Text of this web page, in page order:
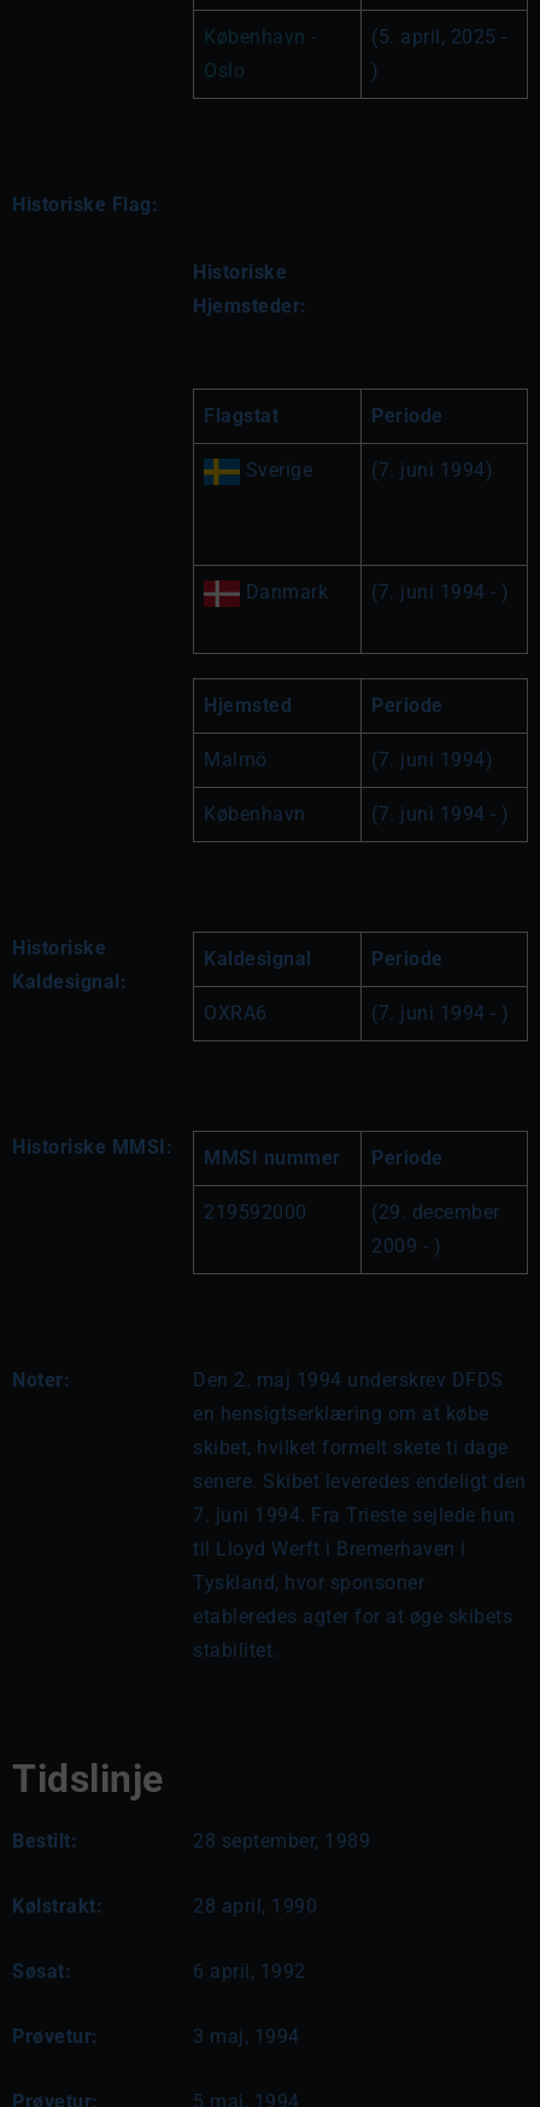
København -
Oslo
(5. april, 2025 -
)
Historiske Flag:
Historiske
Hjemsteder:
Flagstat Periode
Sverige (7. juni 1994)
Danmark (7. juni 1994 - )
Hjemsted Periode
Malmö (7. juni 1994)
København (7. juni 1994 - )
Historiske
Kaldesignal:
Kaldesignal Periode
OXRA6 (7. juni 1994 - )
Historiske MMSI: MMSI nummer Periode
219592000
(29. december
2009 - )
Noter:
Den 2. maj 1994 underskrev DFDS
en hensigtserklæring om at købe
skibet, hvilket formelt skete ti dage
senere. Skibet leveredes endeligt den
7. juni 1994. Fra Trieste sejlede hun
til Lloyd Werft i Bremerhaven i
Tyskland, hvor sponsoner
etableredes agter for at øge skibets
stabilitet.
Tidslinje
Bestilt: 28 september, 1989
Kølstrakt: 28 april, 1990
Søsat: 6 april, 1992
Prøvetur: 3 maj, 1994
Prøvetur: 5 maj, 1994